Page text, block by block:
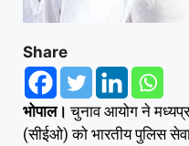
Share
भोपाल। चुनाव आयोग ने
(सीईओ) को भारतीय पुलिस